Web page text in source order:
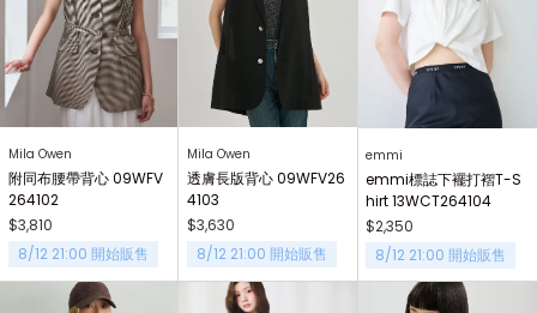
Mila Owen
附同布腰帶背心 09WFV
264102
$3,810
8/12 21:00 開始販售
Mila Owen
透膚長版背心 09WFV26
4103
$3,630
8/12 21:00 開始販售
emmi
emmi標誌下襬打褶T-S
hirt 13WCT264104
$2,350
8/12 21:00 開始販售